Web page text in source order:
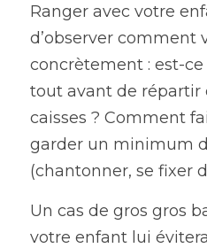
Ranger avec votre
d’observer comment
concrètement : est-
tout avant de répartir
caisses ? Comment
garder un minimum
(chantonner, se fixer
Un cas de gros gros
votre enfant lui